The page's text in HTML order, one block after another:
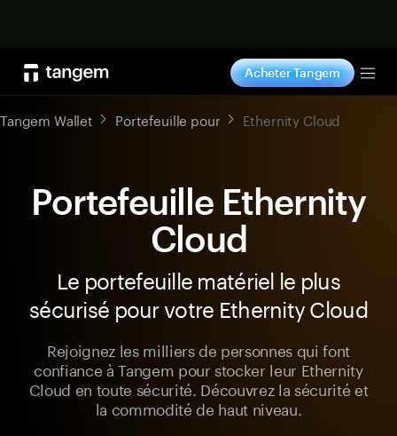
Acheter Tangem
Tangem Wallet Portefeuille pour Ethernity Cloud
Portefeuille Ethernity
Cloud
Le portefeuille matériel le plus
sécurisé pour votre Ethernity Cloud
Rejoignez les milliers de personnes qui font
confiance à Tangem pour stocker leur Ethernity
Cloud en toute sécurité. Découvrez la sécurité et
la commodité de haut niveau.